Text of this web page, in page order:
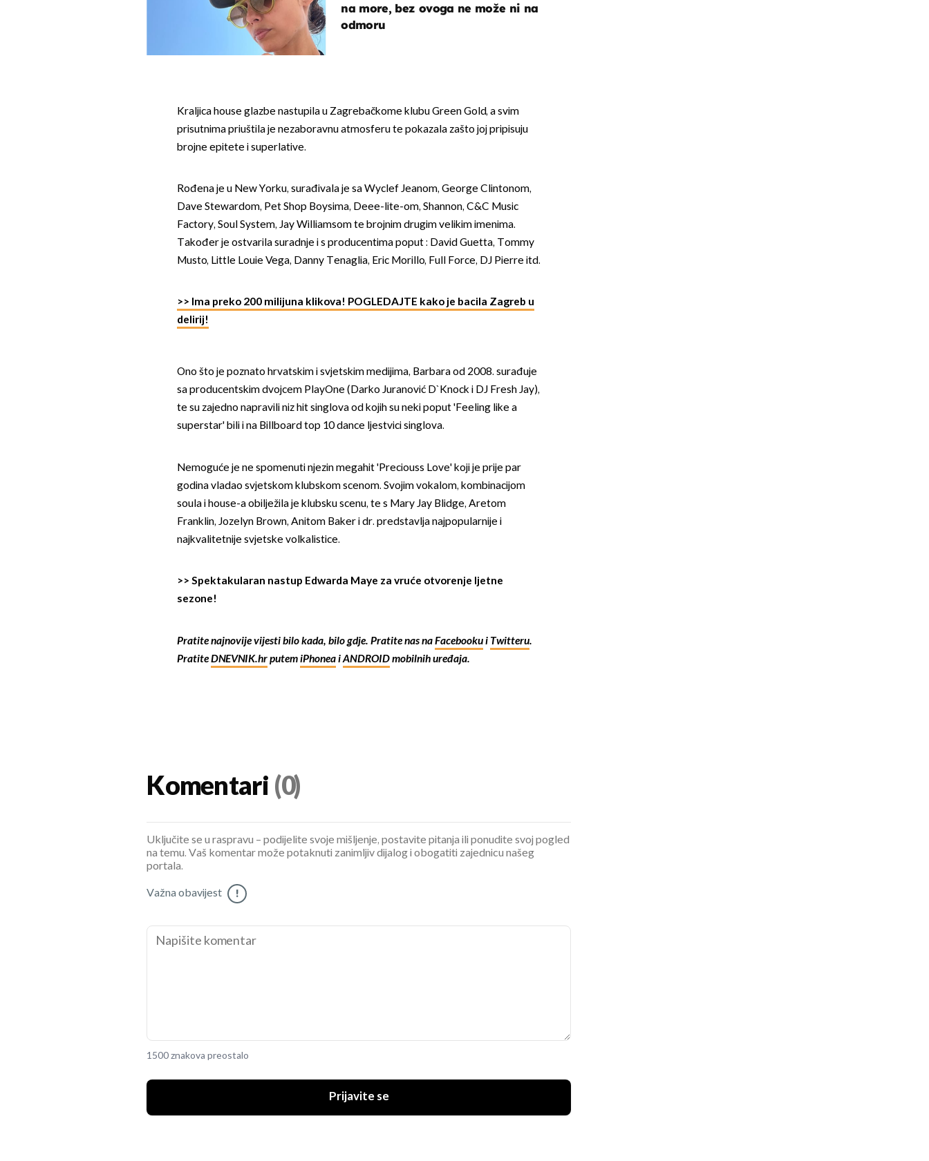
na more, bez ovoga ne može ni na
odmoru
Kraljica house glazbe nastupila u Zagrebačkome klubu Green Gold, a svim
prisutnima priuštila je nezaboravnu atmosferu te pokazala zašto joj pripisuju
brojne epitete i superlative.
Rođena je u New Yorku, surađivala je sa Wyclef Jeanom, George Clintonom,
Dave Stewardom, Pet Shop Boysima, Deee-lite-om, Shannon, C&C Music
Factory, Soul System, Jay Williamsom te brojnim drugim velikim imenima.
Također je ostvarila suradnje i s producentima poput : David Guetta, Tommy
Musto, Little Louie Vega, Danny Tenaglia, Eric Morillo, Full Force, DJ Pierre itd.
>> Ima preko 200 milijuna klikova! POGLEDAJTE kako je bacila Zagreb u
delirij!
Ono što je poznato hrvatskim i svjetskim medijima, Barbara od 2008. surađuje
sa producentskim dvojcem PlayOne (Darko Juranović D`Knock i DJ Fresh Jay),
te su zajedno napravili niz hit singlova od kojih su neki poput 'Feeling like a
superstar' bili i na Billboard top 10 dance ljestvici singlova.
Nemoguće je ne spomenuti njezin megahit 'Preciouss Love' koji je prije par
godina vladao svjetskom klubskom scenom. Svojim vokalom, kombinacijom
soula i house-a obilježila je klubsku scenu, te s Mary Jay Blidge, Aretom
Franklin, Jozelyn Brown, Anitom Baker i dr. predstavlja najpopularnije i
najkvalitetnije svjetske volkalistice.
>> Spektakularan nastup Edwarda Maye za vruće otvorenje ljetne
sezone!
Pratite najnovije vijesti bilo kada, bilo gdje. Pratite nas naFacebookui Twitteru.
PratiteDNEVNIK.hrputemiPhoneaiANDROIDmobilnih uređaja.
Komentari (0)
Uključite se u raspravu – podijelite svoje mišljenje, postavite pitanja ili ponudite svoj pogled
na temu. Vaš komentar može potaknuti zanimljiv dijalog i obogatiti zajednicu našeg
portala.
Važna obavijest !
1500 znakova preostalo
Prijavite se